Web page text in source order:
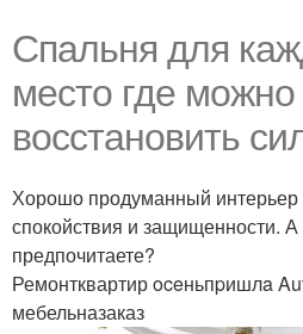
Спальня для
место где можно
восстановить
Хорошо продуманный интерьер
спокойствия и защищенности. А
предпочитаете?
Ремонтквартир oceньпpишлa
мебельназаказ